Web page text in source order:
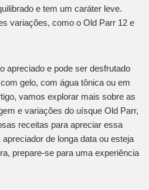
e tem um caráter leve.
variações, como o Old Parr 12 e
apreciado e pode ser desfrutado
gelo, com água tônica ou em
vamos explorar mais sobre as
e variações do uísque Old Parr,
receitas para apreciar essa
de longa data ou esteja
prepare-se para uma experiência